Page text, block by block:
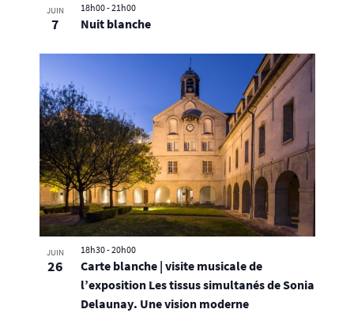
JUIN
7 Nuit blanche
18h00-21h00
JUIN
26
Carte blanche | visite musicale de
l’exposition Les tissus simultanés de Sonia
Delaunay. Une vision moderne
18h30-20h00